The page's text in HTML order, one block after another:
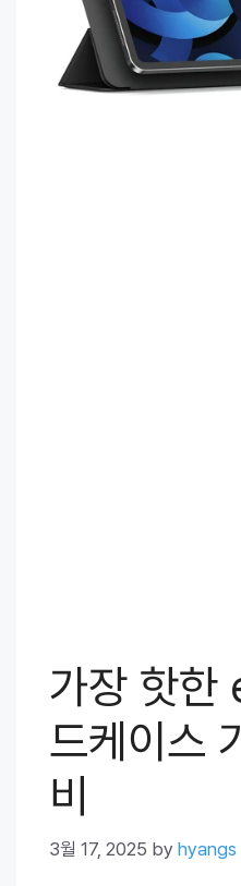
가장 핫한
드케이스
비
3월 17, 2025 by hyangs